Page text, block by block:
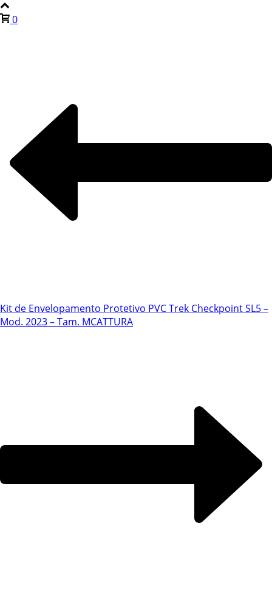
0
Kit de Envelopamento Protetivo PVC Trek Checkpoint SL5 –
Mod. 2023 – Tam. MCATTURA